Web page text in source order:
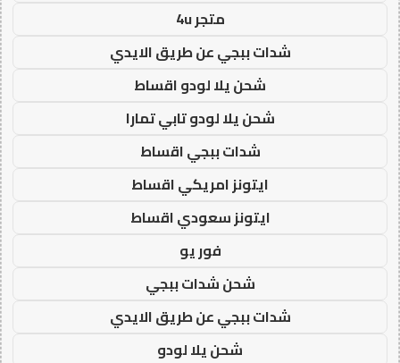
متجر 4u
شدات ببجي عن طريق الايدي
شحن يلا لودو اقساط
شحن يلا لودو تابي تمارا
شدات ببجي اقساط
ايتونز امريكي اقساط
ايتونز سعودي اقساط
فور يو
شحن شدات ببجي
شدات ببجي عن طريق الايدي
شحن يلا لودو